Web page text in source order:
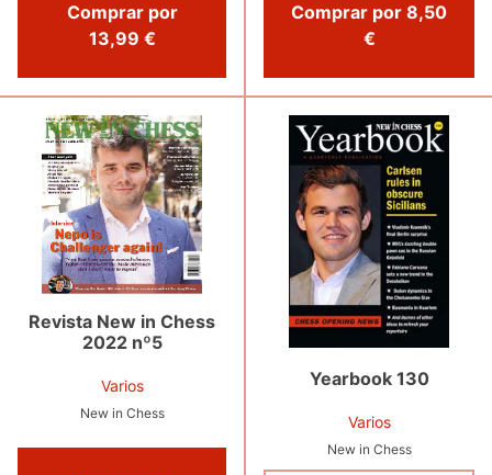
Comprar por
13,99 €
Comprar por 8,50
€
Revista New in Chess
2022 nº5
Varios
New in Chess
Yearbook 130
Varios
New in Chess